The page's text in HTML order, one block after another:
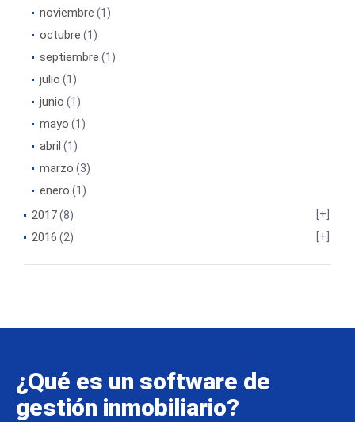
noviembre (1)
octubre (1)
septiembre (1)
julio (1)
junio (1)
mayo (1)
abril (1)
marzo (3)
enero (1)
2017(8)
2016 (2)
¿Qué es un software de
gestión inmobiliario?